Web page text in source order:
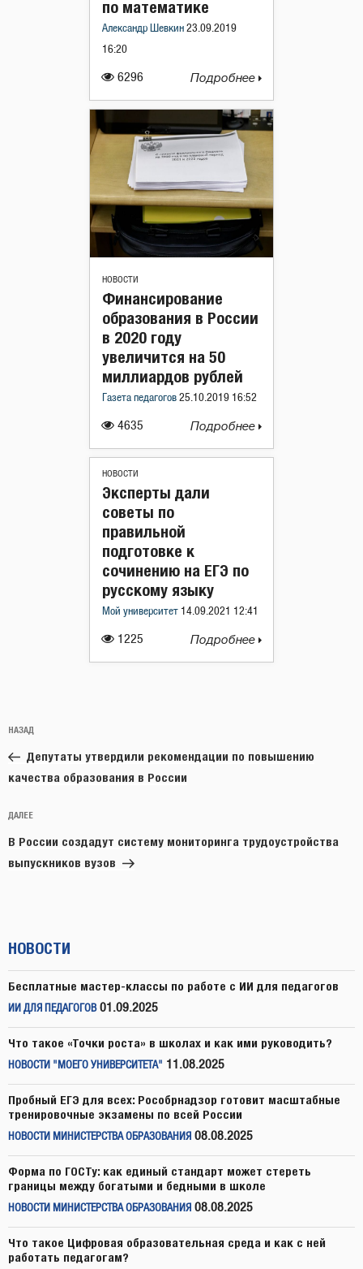
6296
по математике
Александр Шевкин 23.09.2019
16:20
Подробнее
НОВОСТИ
4635
Финансирование
образования в России
в 2020 году
увеличится на 50
миллиардов рублей
Газета педагогов 25.10.2019 16:52
Подробнее
НОВОСТИ
1225
Эксперты дали
советы по
правильной
подготовке к
сочинению на ЕГЭ по
русскому языку
Мой университет 14.09.2021 12:41
Подробнее
по
записям
Предыдущая
запись:
НАЗАД
Депутаты утвердили рекомендации по повышению
качества образования в России
Следующая
запись
ДАЛЕЕ
В России создадут систему мониторинга трудоустройства
выпускников вузов
НОВОСТИ
Бесплатные мастер-классы по работе с ИИ для педагогов
ИИ ДЛЯ ПЕДАГОГОВ 01.09.2025
Что такое «Точки роста» в школах и как ими руководить?
НОВОСТИ "МОЕГО УНИВЕРСИТЕТА" 11.08.2025
Пробный ЕГЭ для всех: Рособрнадзор готовит масштабные
тренировочные экзамены по всей России
НОВОСТИ МИНИСТЕРСТВА ОБРАЗОВАНИЯ 08.08.2025
Форма по ГОСТу: как единый стандарт может стереть
границы между богатыми и бедными в школе
НОВОСТИ МИНИСТЕРСТВА ОБРАЗОВАНИЯ 08.08.2025
Что такое Цифровая образовательная среда и как с ней
работать педагогам?